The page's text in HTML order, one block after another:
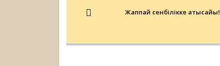
navigation
Жаппай сенбілікке қатысайық!